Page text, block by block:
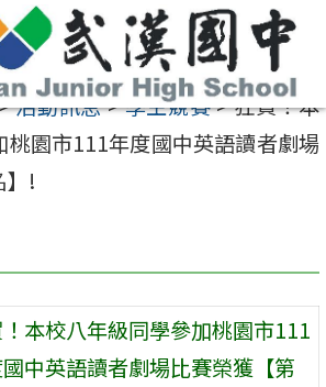
活動訊息>學生競賽>狂賀！本
桃園市111年度國中英語讀者劇場
】!
本校八年級同學參加桃園市111
中英語讀者劇場比賽榮獲【第